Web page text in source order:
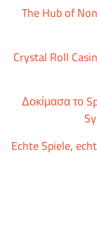
The Hub of
Crystal Roll
Δοκίμασα το
Echte Spiele,